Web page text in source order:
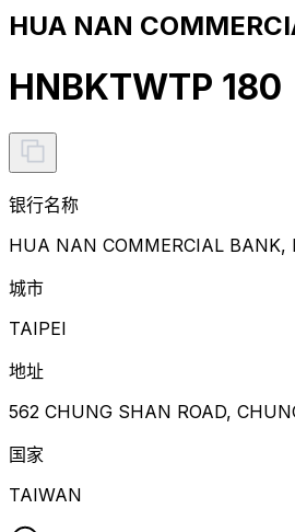
HUA NAN
HNBKTWTP 180
银行名称
HUA NAN COMMERCIAL BANK,
城市
TAIPEI
地址
562 CHUNG SHAN ROAD,
国家
TAIWAN